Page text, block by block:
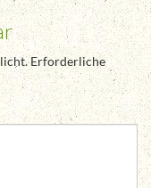
Erforderliche